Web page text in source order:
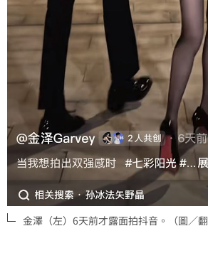
金澤（左）6天前才露面拍抖音。（圖／翻